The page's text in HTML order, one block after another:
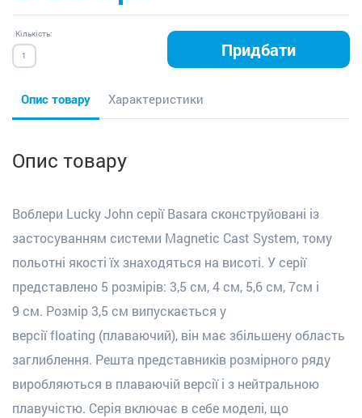
Кількість:
Придбати
Опис товару Характеристики
Опис товару
Воблери Lucky John серії Basara сконструйовані із
застосуванням системи Magnetic Cast System, тому
польотні якості їх знаходяться на висоті. У серії
представлено 5 розмірів: 3,5 см, 4 см, 5,6см,7см і
9 см. Розмір 3,5 см випускається у
версіїfloating (плаваючий), він має збільшену область
заглиблення. Решта представників розмірного ряду
виробляються в плаваючій версії і з нейтральною
плавучістю. Серія включає в себе моделі, що